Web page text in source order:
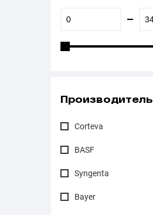
Производитель
Corteva
BASF
Syngenta
Bayer